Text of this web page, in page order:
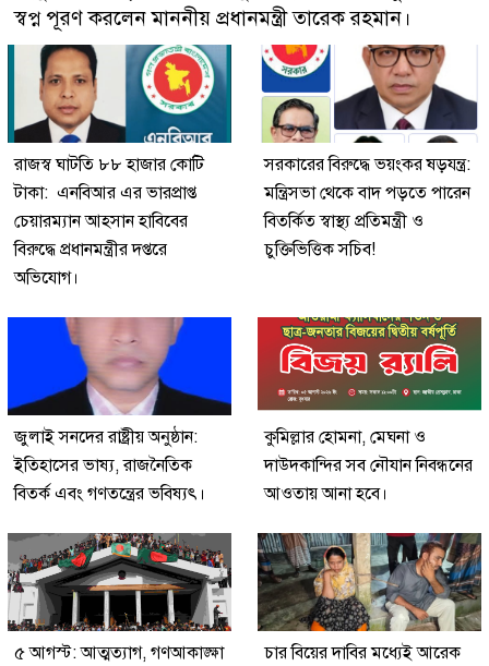
স্বপ্ন পূরণ করলেন মাননীয় প্রধানমন্ত্রী তারেক রহমান।
রাজস্ব ঘাটতি ৮৮ হাজার কোটি
টাকা: এনবিআর এর ভারপ্রাপ্ত
চেয়ারম্যান আহসান হাবিবের
বিরুদ্ধে প্রধানমন্ত্রীর দপ্তরে
অভিযোগ।
সরকারের বিরুদ্ধে ভয়ংকর ষড়যন্ত্র:
মন্ত্রিসভা থেকে বাদ পড়তে পারেন
বিতর্কিত স্বাস্থ্য প্রতিমন্ত্রী ও
চুক্তিভিত্তিক সচিব!
জুলাই সনদের রাষ্ট্রীয় অনুষ্ঠান:
ইতিহাসের ভাষ্য, রাজনৈতিক
বিতর্ক এবং গণতন্ত্রের ভবিষ্যৎ।
কুমিল্লার হোমনা, মেঘনা ও
দাউদকান্দির সব নৌযান নিবন্ধনের
আওতায় আনা হবে।
৫ আগস্ট: আত্মত্যাগ, গণআকাঙ্ক্ষা
চার বিয়ের দাবির মধ্যেই আরেক